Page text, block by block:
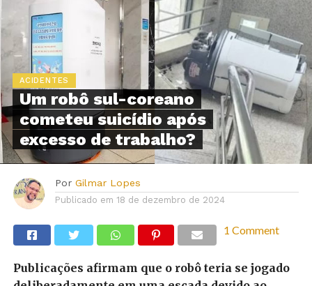
ACIDENTES
Um robô sul-coreano
cometeu suicídio após
excesso de trabalho?
Por Gilmar Lopes
Publicado em 18 de dezembro de 2024
1 Comment
Publicações afirmam que o robô teria se jogado